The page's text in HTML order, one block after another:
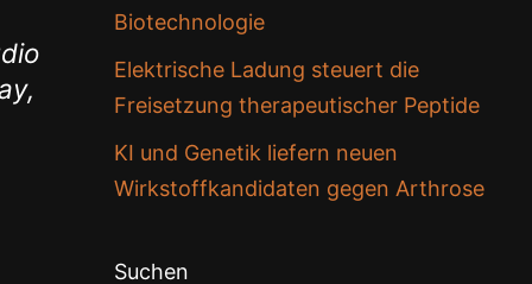
Biotechnologie
Elektrische Ladung steuert die
Freisetzung therapeutischer Peptide
KI und Genetik liefern neuen
Wirkstoffkandidaten gegen Arthrose
Suchen